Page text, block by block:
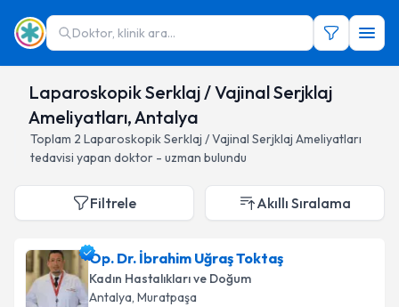
Doktor, klinik ara...
Laparoskopik Serklaj / Vajinal Serjklaj
Ameliyatları, Antalya
Toplam 2 Laparoskopik Serklaj / Vajinal Serjklaj Ameliyatları
tedavisi yapan doktor - uzman bulundu
Filtrele Akıllı Sıralama
Op. Dr. İbrahim Uğraş Toktaş
Kadın Hastalıkları ve Doğum
Antalya, Muratpaşa